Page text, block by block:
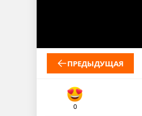
ПРЕДЫДУЩАЯ
0